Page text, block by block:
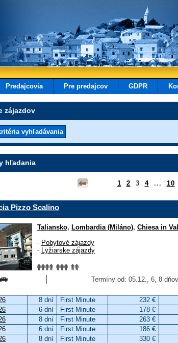
Predajcovia Pre predajcov GDPR
zájazdov
hľadania
1 2 3 4... 10
Pizzo Scalino
Taliansko, Lombardia (Miláno), Chiesa in
- Pobytové zájazdy
- Lyžiarske zájazdy
Termíny od: 05.12., 6, 8
8 dní First Minute 232 €
6 dní First Minute 178 €
8 dní First Minute 263 €
6 dní First Minute 186 €
8 dní First Minute 330 €